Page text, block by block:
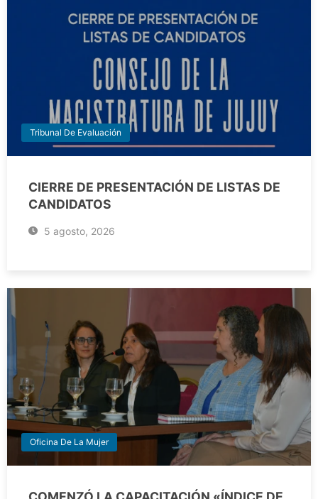
Tribunal De Evaluación
CIERRE DE PRESENTACIÓN DE LISTAS DE
CANDIDATOS
5 agosto, 2026
Oficina De La Mujer